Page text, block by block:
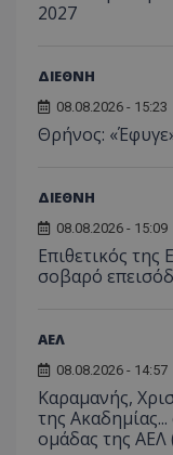
2027
ΔΙΕΘΝΗ
08.08.2026 - 15:23
Θρήνος:
ΔΙΕΘΝΗ
08.08.2026 - 15:09
Επιθετικός της
σοβαρό
ΑΕΛ
08.08.2026 - 14:57
Καραμανής,
της
ομάδας της